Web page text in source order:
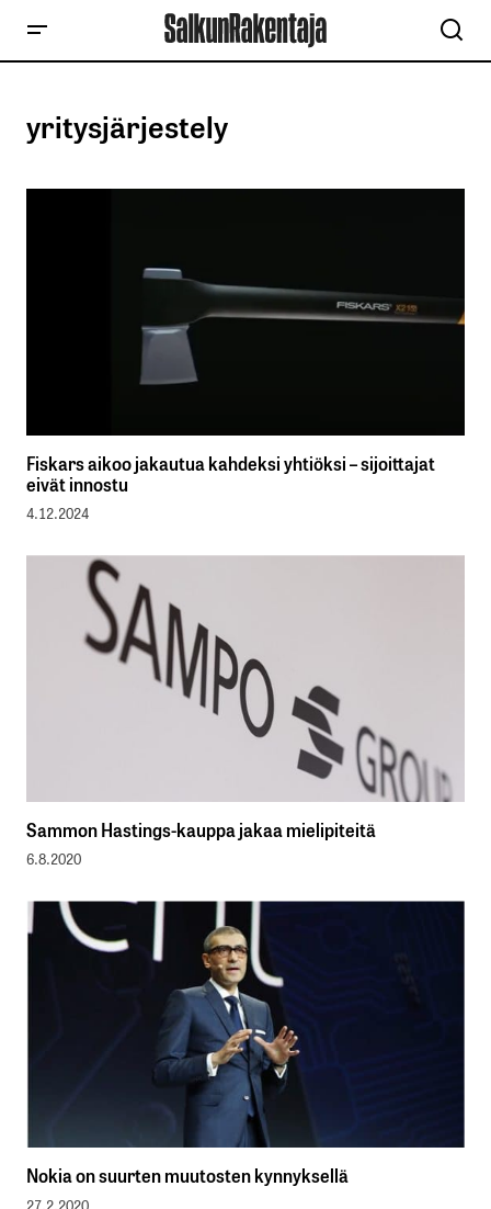
yritysjärjestely
Fiskars aikoo jakautua kahdeksi yhtiöksi – sijoittajat
eivät innostu
4.12.2024
Sammon Hastings-kauppa jakaa mielipiteitä
6.8.2020
Nokia on suurten muutosten kynnyksellä
27.2.2020